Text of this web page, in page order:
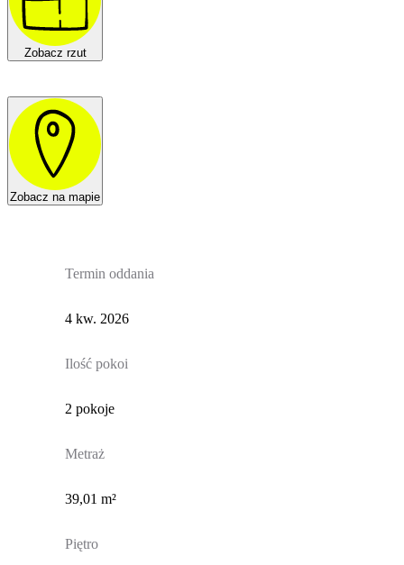
Zobacz rzut
Zobacz na mapie
Termin oddania
4 kw. 2026
Ilość pokoi
2 pokoje
Metraż
39,01 m²
Piętro